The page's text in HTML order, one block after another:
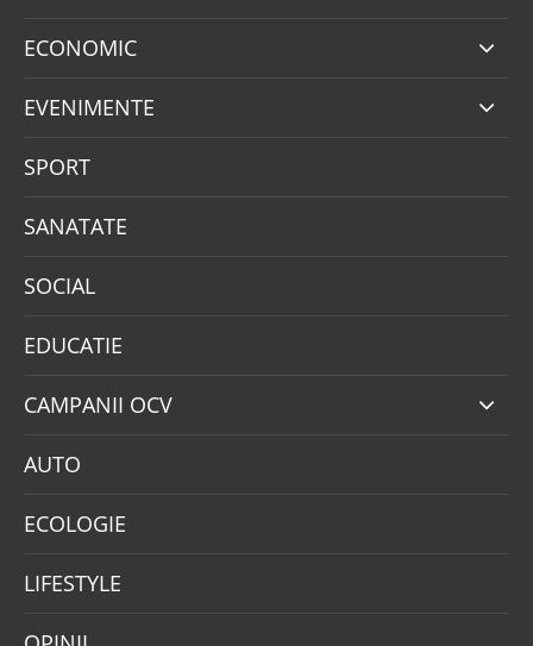
ECONOMIC
EVENIMENTE
SPORT
SANATATE
SOCIAL
EDUCATIE
CAMPANII OCV
AUTO
ECOLOGIE
LIFESTYLE